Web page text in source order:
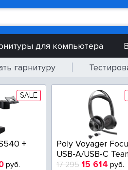
для компьютера
гарнитуру
SALE
+
руб.
Poly Voyager
USB-A/USB-C
17 295 15 614 руб.